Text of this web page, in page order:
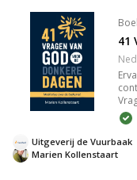
die
Marien Kollenstaart
Uitgeverij de Vuurbaak